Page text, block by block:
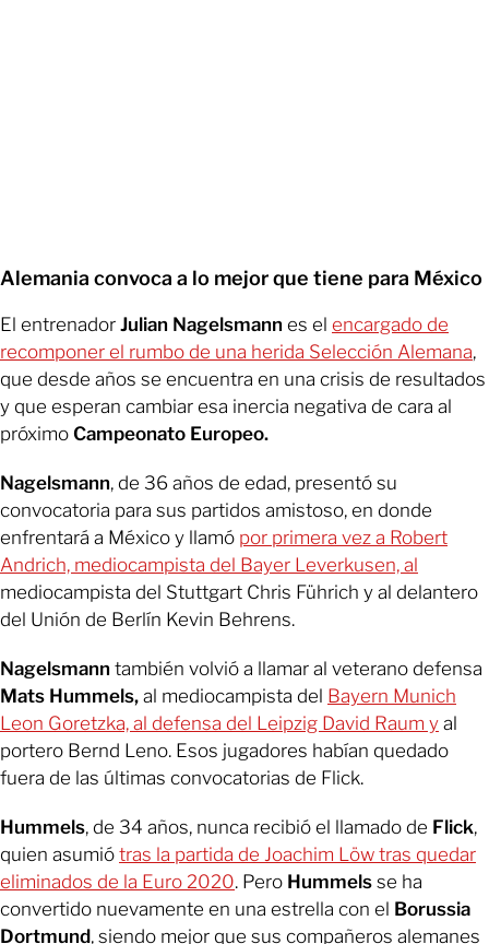
Alemania convoca a lo mejor que tiene para México
El entrenador Julian Nagelsmann es el encargado de
recomponer el rumbo de una herida Selección Alemana,
que desde años se encuentra en una crisis de resultados
y que esperan cambiar esa inercia negativa de cara al
próximo Campeonato Europeo.
Nagelsmann, de 36 años de edad, presentó su
convocatoria para sus partidos amistoso, en donde
enfrentará a México y llamó por primera vez a Robert
Andrich, mediocampista del Bayer Leverkusen, al
mediocampista del Stuttgart Chris Führich y al delantero
del Unión de Berlín Kevin Behrens.
Nagelsmann también volvió a llamar al veterano defensa
Mats Hummels, al mediocampista del Bayern Munich
Leon Goretzka, al defensa del Leipzig David Raum y al
portero Bernd Leno. Esos jugadores habían quedado
fuera de las últimas convocatorias de Flick.
Hummels, de 34 años, nunca recibió el llamado de Flick,
quien asumió tras la partida de Joachim Löw tras quedar
eliminados de la Euro 2020. Pero Hummels se ha
convertido nuevamente en una estrella con el Borussia
Dortmund, siendo mejor que sus compañeros alemanes